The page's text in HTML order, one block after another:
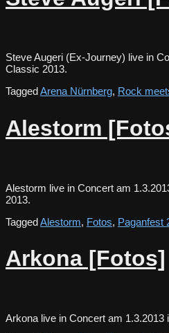
Steve Augeri (Ex-Journey) live in
Classic 2013.
TaggedArena Nürnberg, Rock
Alestorm
Alestorm live in Concert am
2013.
TaggedAlestorm, Fotos, Paganfest
Arkona [Fotos]
Arkona live in Concert am